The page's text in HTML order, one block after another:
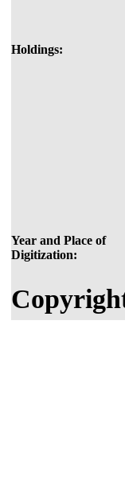
Holdings:
Year and Place of
Digitization: